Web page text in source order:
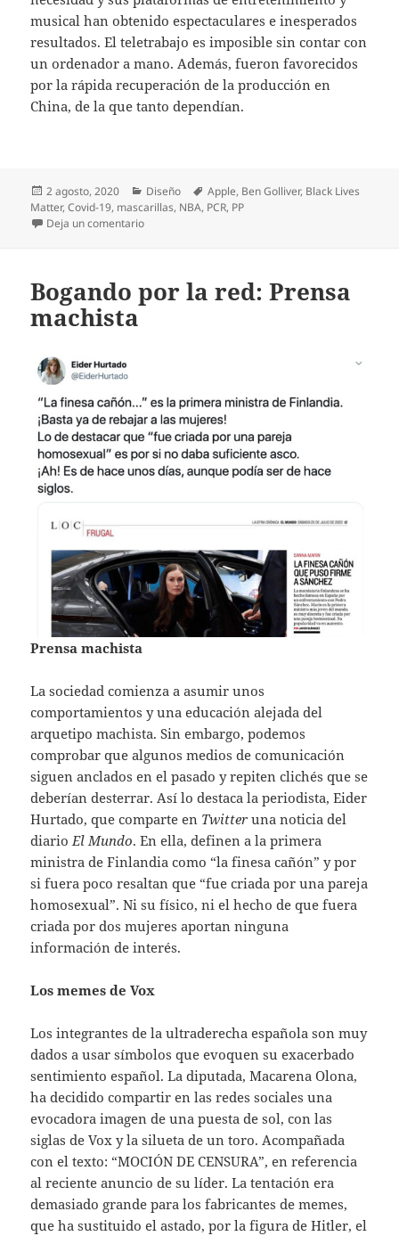
musical han obtenido espectaculares e inesperados
resultados. El teletrabajo es imposible sin contar con
un ordenador a mano. Además, fueron favorecidos
por la rápida recuperación de la producción en
China, de la que tanto dependían.
Publicado
el
2 agosto, 2020 Categorías
Diseño Etiquetas
Apple, Ben Golliver, Black Lives
Matter,Covid-19, mascarillas, NBA, PCR, PP
Deja un comentarioen Bogando por la red: Covid-19, no avanzamos
Bogando por la red: Prensa
machista
Prensa machista
La sociedad comienza a asumir unos
comportamientos y una educación alejada del
arquetipo machista. Sin embargo, podemos
comprobar que algunos medios de comunicación
siguen anclados en el pasado y repiten clichés que se
deberían desterrar. Así lo destaca la periodista, Eider
Hurtado, que comparte en Twitter una noticia del
diario El Mundo. En ella, definen a la primera
ministra de Finlandia como “la finesa cañón” y por
si fuera poco resaltan que “fue criada por una pareja
homosexual”. Ni su físico, ni el hecho de que fuera
criada por dos mujeres aportan ninguna
información de interés.
Los memes de Vox
Los integrantes de la ultraderecha española son muy
dados a usar símbolos que evoquen su exacerbado
sentimiento español. La diputada, Macarena Olona,
ha decidido compartir en las redes sociales una
evocadora imagen de una puesta de sol, con las
siglas de Vox y la silueta de un toro. Acompañada
con el texto: “MOCIÓN DE CENSURA”, en referencia
al reciente anuncio de su líder. La tentación era
demasiado grande para los fabricantes de memes,
que ha sustituido el astado, por la figura de Hitler, el